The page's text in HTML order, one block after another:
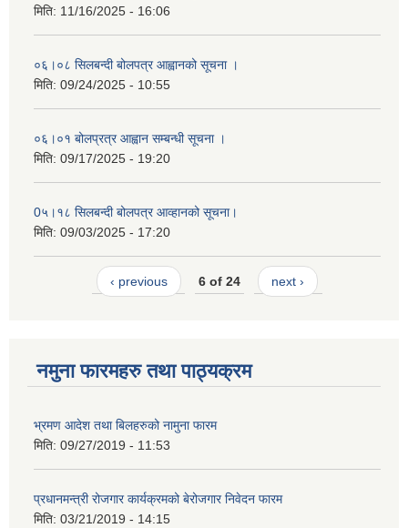
मिति: 11/16/2025 - 16:06
०६।०८ सिलबन्दी बोलपत्र आह्वानको सूचना ।
मिति: 09/24/2025 - 10:55
०६।०१ बोलप्रत्र आह्वान सम्बन्धी सूचना ।
मिति: 09/17/2025 - 19:20
0५।१८ सिलबन्दी बोलपत्र आव्हानको सूचना।
मिति: 09/03/2025 - 17:20
‹ previous 6 of 24 next ›
नमुना फारमहरु तथा पाठ्यक्रम
भ्रमण आदेश तथा बिलहरुको नामुना फारम
मिति: 09/27/2019 - 11:53
प्रधानमन्त्री रोजगार कार्यक्रमको बेरोजगार निवेदन फारम
मिति: 03/21/2019 - 14:15